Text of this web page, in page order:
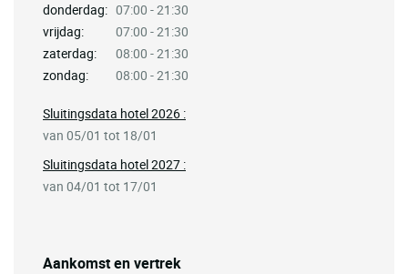
donderdag: 07:00 - 21:30
vrijdag:
07:00 - 21:30
zaterdag:
08:00 - 21:30
zondag:
08:00 - 21:30
Aankomst en vertrek
Sluitingsdata hotel 2026 :
van 05/01 tot 18/01
Sluitingsdata hotel 2027 :
van 04/01 tot 17/01